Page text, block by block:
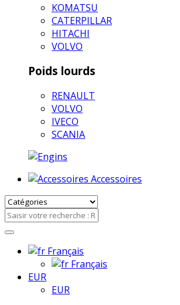
KOMATSU
CATERPILLAR
HITACHI
VOLVO
Poids lourds
RENAULT
VOLVO
IVECO
SCANIA
Accessoires
Français
Français
EUR
EUR